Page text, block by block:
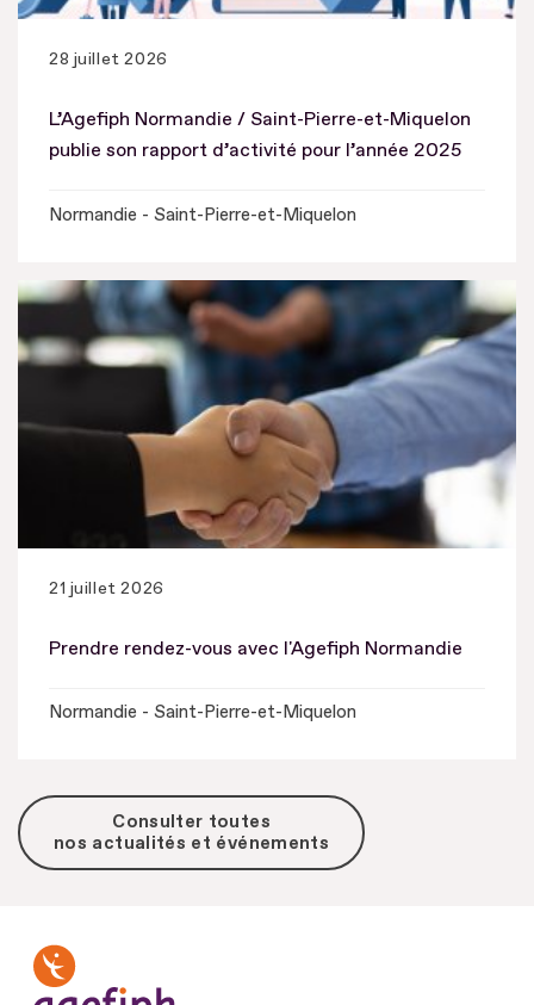
28 juillet 2026
L’Agefiph Normandie / Saint-Pierre-et-Miquelon
publie son rapport d’activité pour l’année 2025
Normandie - Saint-Pierre-et-Miquelon
21 juillet 2026
Prendre rendez-vous avec l'Agefiph Normandie
Normandie - Saint-Pierre-et-Miquelon
Consulter toutes
nos actualités et événements